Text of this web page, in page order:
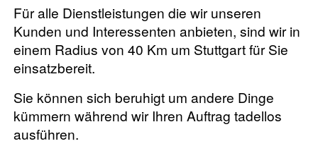
Für alle Dienstleistungen die wir unseren
Kunden und Interessenten anbieten, sind wir in
einem Radius von 40 Km um Stuttgart für Sie
einsatzbereit.
Sie können sich beruhigt um andere Dinge
kümmern während wir Ihren Auftrag tadellos
ausführen.